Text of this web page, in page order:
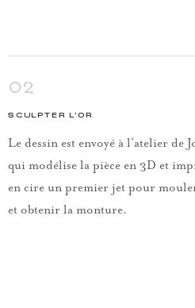
02
SCULPTER L’OR
Le dessin est envoyé à l’atelier de
qui modélise la pièce en 3D et
en cire un premier jet pour
et obtenir la monture.